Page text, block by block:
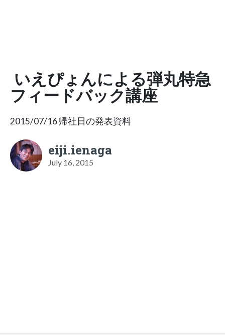
いえぴょんによる弾丸特急
フィードバック講座
2015/07/16 帰社日の発表資料
eiji.ienaga
July 16, 2015